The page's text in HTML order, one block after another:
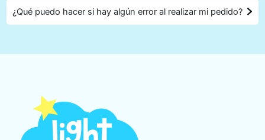
¿Qué puedo hacer si hay algún error al realizar mi pedido?